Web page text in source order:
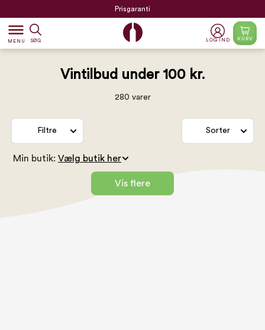
Prisgaranti
dehaze
MENU SØG LOG IND KURV
Vintilbud under 100 kr.
280 varer
Filtre Sorter
Min butik:
Vis flere